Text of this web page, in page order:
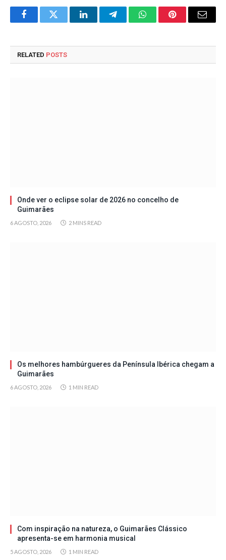
FacebookTwitter LinkedInTelegramWhatsAppPinterestEmail
RELATED POSTS
Onde ver o eclipse solar de 2026 no concelho de
Guimarães
6 AGOSTO, 2026 2 MINS READ
Os melhores hambúrgueres da Península Ibérica chegam a
Guimarães
6 AGOSTO, 2026 1 MIN READ
Com inspiração na natureza, o Guimarães Clássico
apresenta-se em harmonia musical
5 AGOSTO, 2026 1 MIN READ